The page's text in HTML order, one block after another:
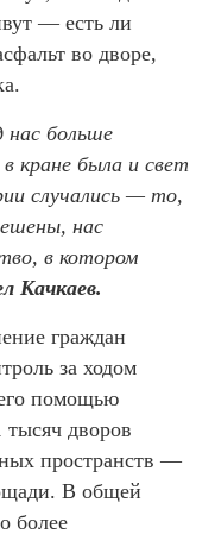
— есть ли
во дворе,
нас больше
кране была и свет
случались — то,
нас
в котором
Качкаев.
граждан
за ходом
помощью
тысяч дворов
пространств —
В общей
более